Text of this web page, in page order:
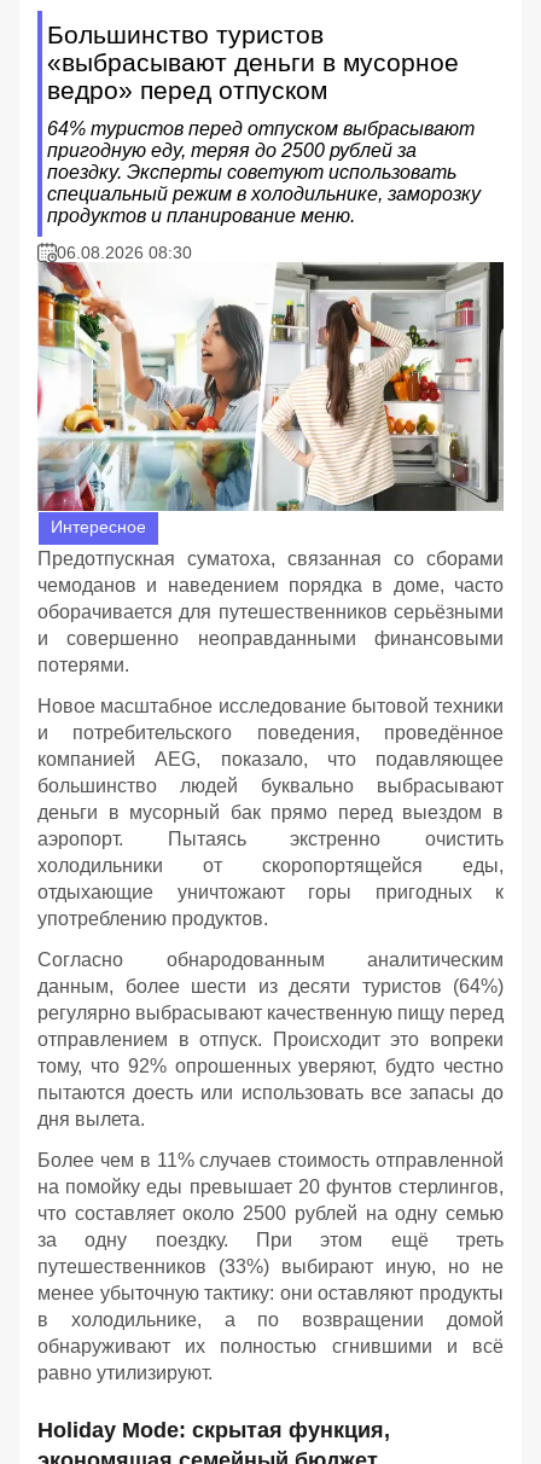
Большинство туристов
«выбрасывают деньги в мусорное
ведро» перед отпуском
64% туристов перед отпуском выбрасывают
пригодную еду, теряя до 2500 рублей за
поездку. Эксперты советуют использовать
специальный режим в холодильнике, заморозку
продуктов и планирование меню.
06.08.2026 08:30
Интересное
Предотпускная суматоха, связанная со сборами
чемоданов и наведением порядка в доме, часто
оборачивается для путешественников серьёзными
и совершенно неоправданными финансовыми
потерями.
Новое масштабное исследование бытовой техники
и потребительского поведения, проведённое
компанией AEG, показало, что подавляющее
большинство людей буквально выбрасывают
деньги в мусорный бак прямо перед выездом в
аэропорт. Пытаясь экстренно очистить
холодильники от скоропортящейся еды,
отдыхающие уничтожают горы пригодных к
употреблению продуктов.
Согласно обнародованным аналитическим
данным, более шести из десяти туристов (64%)
регулярно выбрасывают качественную пищу перед
отправлением в отпуск. Происходит это вопреки
тому, что 92% опрошенных уверяют, будто честно
пытаются доесть или использовать все запасы до
дня вылета.
Более чем в 11% случаев стоимость отправленной
на помойку еды превышает 20 фунтов стерлингов,
что составляет около 2500 рублей на одну семью
за одну поездку. При этом ещё треть
путешественников (33%) выбирают иную, но не
менее убыточную тактику: они оставляют продукты
в холодильнике, а по возвращении домой
обнаруживают их полностью сгнившими и всё
равно утилизируют.
Holiday Mode: скрытая функция,